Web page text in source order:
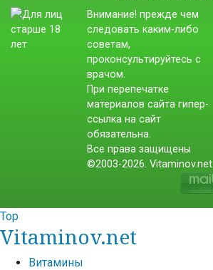
Внимание! прежде чем
следовать каким-либо
советам,
проконсультируйтесь с
врачом.
При перепечатке
материалов сайта гипер-
ссылка на сайт
обязательна.
Все права защищены
©2003-2026. Vitaminov.net
Top
Vitaminov.net
Витамины